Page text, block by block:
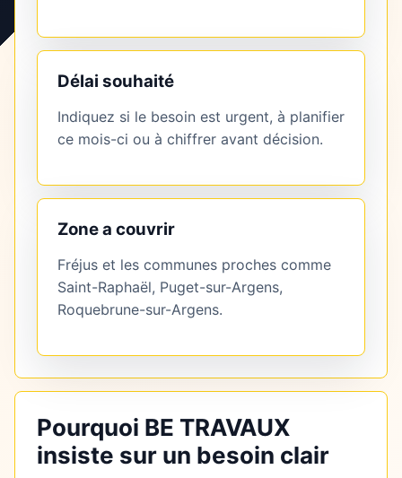
Délai souhaité
Indiquez si le besoin est urgent, à planifier
ce mois-ci ou à chiffrer avant décision.
Zone a couvrir
Fréjus et les communes proches comme
Saint-Raphaël, Puget-sur-Argens,
Roquebrune-sur-Argens.
Pourquoi BE TRAVAUX
insiste sur un besoin clair